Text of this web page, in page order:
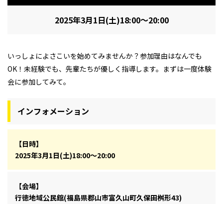
2025年3月1日(土)18:00〜20:00
いっしょによさこいを始めてみませんか？参加理由はなんでも
OK！未経験でも、先輩たちが優しく指導します。まずは一度体験
会に参加してみて。
インフォメーション
【日時】
2025年3月1日(土)18:00〜20:00
【会場】
行徳地域公民館(福島県郡山市富久山町久保田桝形43)